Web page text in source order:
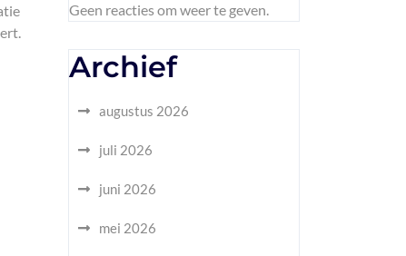
Geen reacties om weer te geven.
Archief
augustus 2026
juli 2026
juni 2026
mei 2026